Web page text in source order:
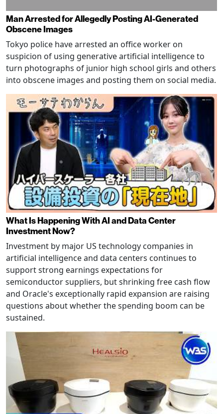
Man Arrested for Allegedly Posting AI-Generated
Obscene Images
Tokyo police have arrested an office worker on
suspicion of using generative artificial intelligence to
turn photographs of junior high school girls and others
into obscene images and posting them on social media.
What Is Happening With AI and Data Center
Investment Now?
Investment by major US technology companies in
artificial intelligence and data centers continues to
support strong earnings expectations for
semiconductor suppliers, but shrinking free cash flow
and Oracle's exceptionally rapid expansion are raising
questions about whether the spending boom can be
sustained.